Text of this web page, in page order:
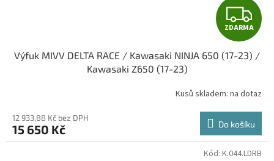
Z
D
A
R
M
A
ZDARMA
Výfuk MIVV DELTA RACE / Kawasaki NINJA 650 (17-23) /
Kawasaki Z650 (17-23)
Kusů skladem: na dotaz
12 933,88 Kč bez DPH
15 650 Kč Do košíku
Kód: K.044.LDRB